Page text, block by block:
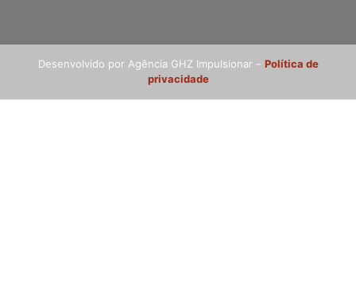
Desenvolvido por Agência GHZ Impulsionar – Política de
privacidade